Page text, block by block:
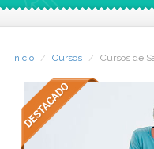
Inicio Cursos Cursos de